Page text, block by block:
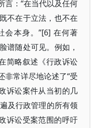
言：“在当代以及任何
不在于立法，也不在
会本身。”[6] 在何著
谱随处可见。例如，
简略叙述《行政诉讼
非常详尽地论述了“受
诉讼案件从当初的几
及行政管理的所有领
诉讼受案范围的呼吁